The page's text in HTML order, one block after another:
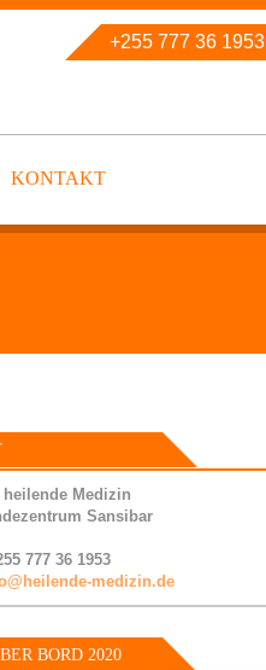
+255 777 36 1953
KONTAKT
heilende Medizin
Sansibar
777 36 1953
medizin.de
BORD 2020